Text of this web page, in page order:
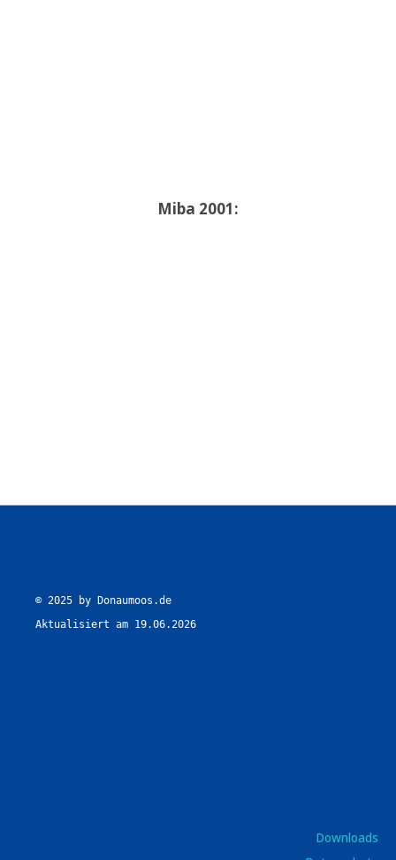
Miba 2001:
© 2025 by Donaumoos.de
Aktualisiert am 19.06.2026
Downloads